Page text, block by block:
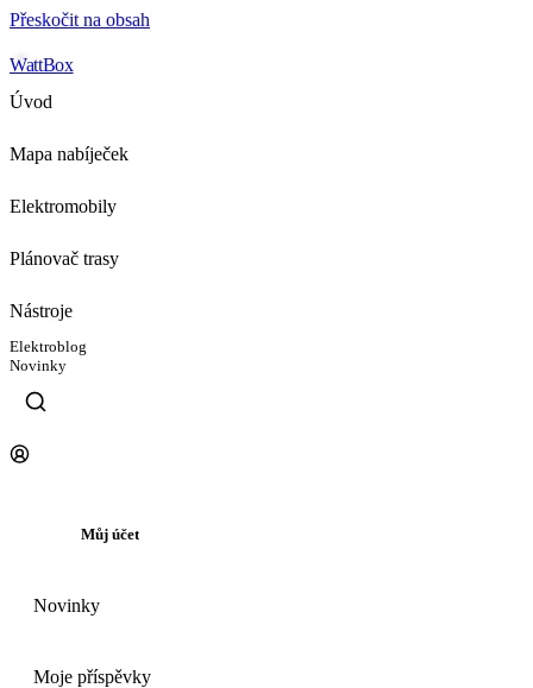
Přeskočit na obsah
WattBox
Úvod
Mapa nabíječek
Elektromobily
Plánovač trasy
Nástroje
Elektroblog
Novinky
Můj účet
Novinky
Moje příspěvky